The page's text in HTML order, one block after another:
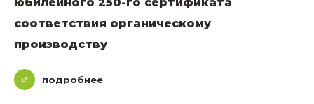
юбилейного 250-го сертификата
соответствия органическому
производству
подробнее